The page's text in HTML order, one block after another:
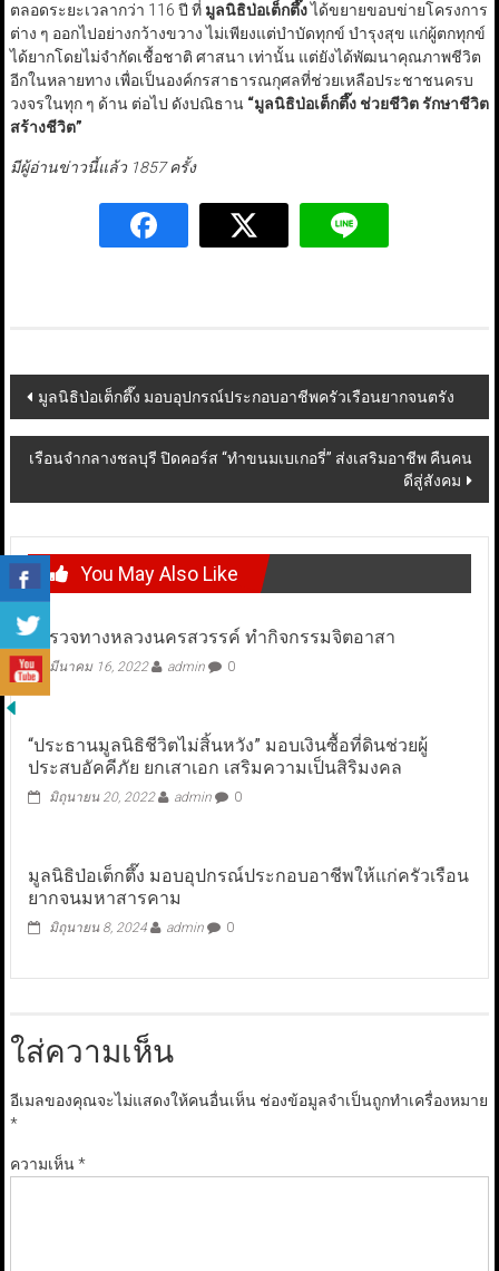
ตลอดระยะเวลากว่า 116 ปี ที่ มูลนิธิป่อเต็กตึ๊งได้ขยายขอบข่ายโครงการ
ต่าง ๆ ออกไปอย่างกว้างขวาง ไม่เพียงแต่บำบัดทุกข์ บำรุงสุข แก่ผู้ตกทุกข์
ได้ยากโดยไม่จำกัดเชื้อชาติ ศาสนา เท่านั้น แต่ยังได้พัฒนาคุณภาพชีวิต
อีกในหลายทาง เพื่อเป็นองค์กรสาธารณกุศลที่ช่วยเหลือประชาชนครบ
วงจรในทุก ๆ ด้าน ต่อไป ดังปณิธาน “มูลนิธิป่อเต็กตึ๊ง ช่วยชีวิต รักษาชีวิต
สร้างชีวิต”
มีผู้อ่านข่าวนี้แล้ว 1857 ครั้ง
Post
navigation
มูลนิธิป่อเต็กตึ๊ง มอบอุปกรณ์ประกอบอาชีพครัวเรือนยากจนตรัง
เรือนจำกลางชลบุรี ปิดคอร์ส “ทำขนมเบเกอรี่” ส่งเสริมอาชีพ คืนคน
ดีสู่สังคม
You May Also Like
ตำรวจทางหลวงนครสวรรค์ ทำกิจกรรมจิตอาสา
มีนาคม 16, 2022 admin 0
“ประธานมูลนิธิชีวิตไม่สิ้นหวัง” มอบเงินซื้อที่ดินช่วยผู้
ประสบอัคคีภัย ยกเสาเอก เสริมความเป็นสิริมงคล
มิถุนายน 20, 2022 admin 0
มูลนิธิป่อเต็กตึ๊ง มอบอุปกรณ์ประกอบอาชีพให้แก่ครัวเรือน
ยากจนมหาสารคาม
มิถุนายน 8, 2024 admin 0
ใส่ความเห็น
อีเมลของคุณจะไม่แสดงให้คนอื่นเห็น ช่องข้อมูลจำเป็นถูกทำเครื่องหมาย
*
ความเห็น*